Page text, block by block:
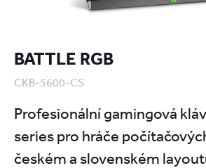
BATTLE RGB
CKB-5600-CS
Profesionální gamingová
series pro hráče
českém a slovenském